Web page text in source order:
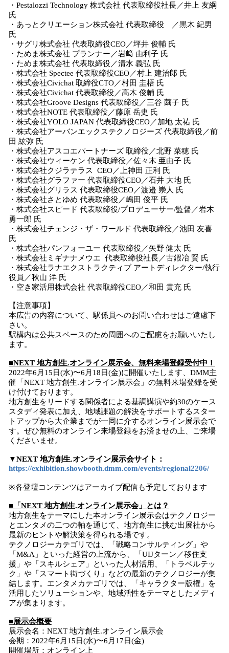
・Pestalozzi Technology 株式会社 代表取締役社長／井上 友綱
氏
・あっとクリエーション株式会社 代表取締役 ／黒木 紀男
氏
・サグリ株式会社 代表取締役CEO／坪井 俊輔 氏
・ためま株式会社 プランナー／岩﨑 由利子 氏
・ためま株式会社 代表取締役／清水 義弘 氏
・株式会社 Spectee 代表取締役CEO／村上 建治郎 氏
・株式会社Civichat 取締役CTO／村田 圭梧 氏
・株式会社Civichat 代表取締役／高木 俊輔 氏
・株式会社Groove Designs 代表取締役／三谷 繭子 氏
・株式会社NOTE 代表取締役／藤原 岳史 氏
・株式会社YOLO JAPAN 代表取締役CEO／加地 太祐 氏
・株式会社アーバンエックステクノロジーズ 代表取締役／前
田 紘弥 氏
・株式会社アスコエパートナーズ 取締役／北野 菜穂 氏
・株式会社ウィーケン 代表取締役／佐々木 亜由子 氏
・株式会社クジラテラス CEO／上神田 正利 氏
・株式会社グラファー 代表取締役CEO／石井 大地 氏
・株式会社グリラス 代表取締役CEO／渡邉 崇人 氏
・株式会社さとゆめ 代表取締役／嶋田 俊平 氏
・株式会社スピード 代表取締役/プロデューサー/監督／岩木
勇一郎 氏
・株式会社チェンジ・ザ・ワールド 代表取締役／池田 友喜
氏
・株式会社パンフォーユー 代表取締役／矢野 健太 氏
・株式会社ミギナナメウエ 代表取締役社長／古鍜冶 賢 氏
・株式会社ラナエクストラクティブ アートディレクター/執行
役員／秋山 洋 氏
・空き家活用株式会社 代表取締役CEO／和田 貴充 氏
【注意事項】
本広告の内容について、駅係員へのお問い合わせはご遠慮下
さい。
駅構内は公共スペースのため周囲へのご配慮をお願いいたし
ます。
■NEXT 地方創生.オンライン展示会、無料来場登録受付中！
2022年6月15日(水)〜6月18日(金)に開催いたします、DMM主
催「NEXT 地方創生.オンライン展示会」の無料来場登録を受
け付けております。
地方創生をリードする関係者による基調講演や約30のケース
スタディ発表に加え、地域課題の解決をサポートするスター
トアップから大企業までが一同に介するオンライン展示会で
す。ぜひ無料のオンライン来場登録をお済ませの上、ご来場
くださいませ。
▼NEXT 地方創生.オンライン展示会サイト：
https://exhibition.showbooth.dmm.com/events/regional2206/
※各登壇コンテンツはアーカイブ配信も予定しております
■「NEXT 地方創生.オンライン展示会」とは？
地方創生をテーマにした本オンライン展示会はテクノロジー
とエンタメの二つの軸を通じて、地方創生に挑む出展社から
最新のヒントや解決策を得られる場です。
テクノロジーカテゴリでは、「戦略コンサルティング」や
「M&A」といった経営の上流から、「UIJターン／移住支
援」や「スキルシェア」といった人材活用、「トラベルテッ
ク」や「スマート街づくり」などの最新のテクノロジーが集
結します。エンタメカテゴリでは、「キャラクター版権」を
活用したソリューションや、地域活性をテーマとしたメディ
アが集まります。
■展示会概要
展示会名：NEXT 地方創生.オンライン展示会
会期：2022年6月15日(水)〜6月17日(金)
開催場所：オンライン上